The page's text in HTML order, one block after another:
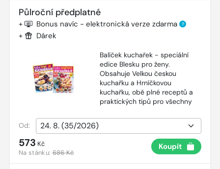
Půlroční předplatné
+ Bonus navíc - elektronická verze zdarma ?
+ Dárek
Balíček kuchařek - speciální
edice Blesku pro ženy.
Obsahuje Velkou českou
kuchařku a Hrníčkovou
kuchařku, obě plné receptů a
praktických tipů pro všechny
Od:
573 Kč
Na stánku:686 Kč
Koupit